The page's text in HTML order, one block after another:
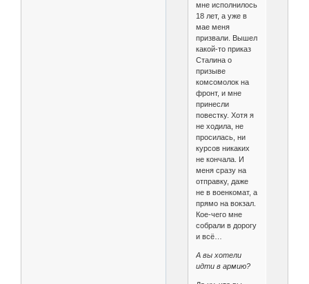
мне исполнилось
18 лет, а уже в
мае меня
призвали. Вышел
какой-то приказ
Сталина о
призыве
комсомолок на
фронт, и мне
принесли
повестку. Хотя я
не ходила, не
просилась, ни
курсов никаких
не кончала. И
меня сразу на
отправку, даже
не в военкомат, а
прямо на вокзал.
Кое-чего мне
собрали в дорогу
и всё…
А вы хотели
идти в армию?